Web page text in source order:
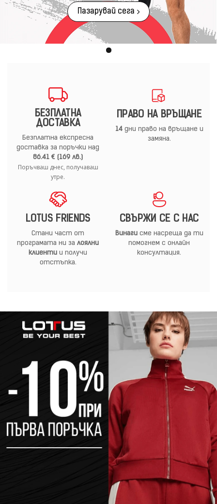
Пазарувай сега
БЕЗПЛАТНА
ДОСТАВКА
Безплатна експресна
доставка за поръчки над
86.41 € (169 лв.)
Поръчваш днес, получаваш
утре.
ПРАВО НА ВРЪЩАНЕ
14дни право на връщане и
замяна.
LOTUS FRIENDS
Стани част от
програмата ни за лоялни
клиенти и получи
отстъпка.
СВЪРЖИ СЕ С НАС
Винагисме насреща да ти
помогнем с онлайн
консултация.